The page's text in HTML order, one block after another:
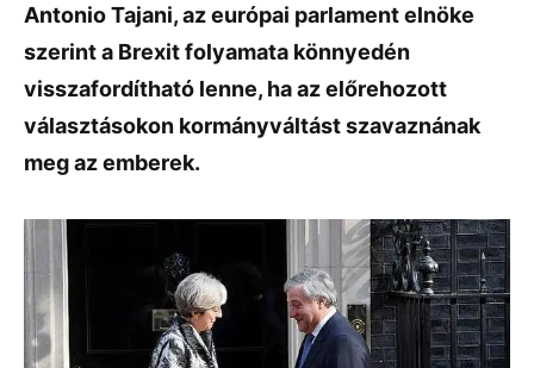
Antonio Tajani, az európai parlament elnöke
szerint a Brexit folyamata könnyedén
visszafordítható lenne, ha az előrehozott
választásokon kormányváltást szavaznának
meg az emberek.